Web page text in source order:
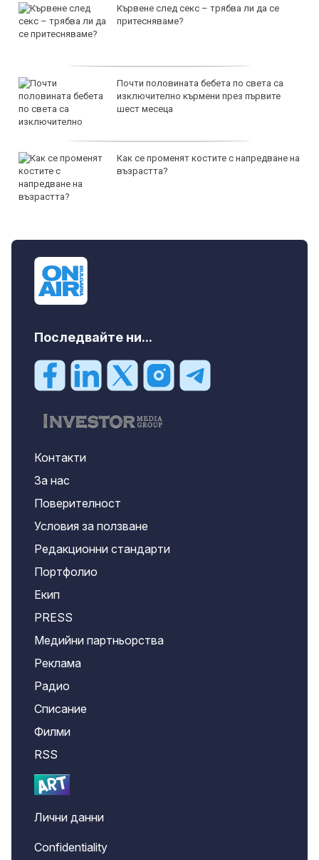
Кървене след секс – трябва ли да се
притесняваме?
Почти половината бебета по света са
изключително кърмени през първите
шест месеца
Как се променят костите с напредване на
възрастта?
Последвайте ни...
Контакти
За нас
Поверителност
Условия за ползване
Редакционни стандарти
Портфолио
Екип
PRESS
Медийни партньорства
Реклама
Радио
Списание
Филми
RSS
Лични данни
Confidentiality